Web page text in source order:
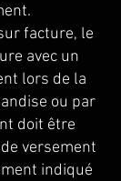
facture, le
avec un
lors de la
ou par
doit être
versement
indiqué